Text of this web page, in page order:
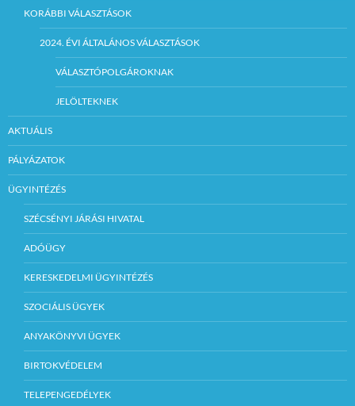
KORÁBBI VÁLASZTÁSOK
2024. ÉVI ÁLTALÁNOS VÁLASZTÁSOK
VÁLASZTÓPOLGÁROKNAK
JELÖLTEKNEK
AKTUÁLIS
PÁLYÁZATOK
ÜGYINTÉZÉS
SZÉCSÉNYI JÁRÁSI HIVATAL
ADÓÜGY
KERESKEDELMI ÜGYINTÉZÉS
SZOCIÁLIS ÜGYEK
ANYAKÖNYVI ÜGYEK
BIRTOKVÉDELEM
TELEPENGEDÉLYEK